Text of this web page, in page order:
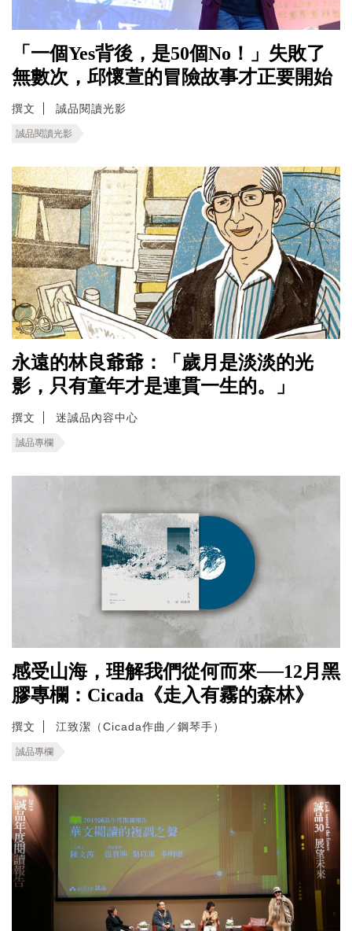
「一個Yes背後，是50個No！」失敗了
無數次，邱懷萱的冒險故事才正要開始
撰文 誠品閱讀光影
誠品閱讀光影
永遠的林良爺爺：「歲月是淡淡的光
影，只有童年才是連貫一生的。」
撰文 迷誠品內容中心
誠品專欄
感受山海，理解我們從何而來──12月黑
膠專欄：Cicada《走入有霧的森林》
撰文 江致潔（Cicada作曲／鋼琴手）
誠品專欄